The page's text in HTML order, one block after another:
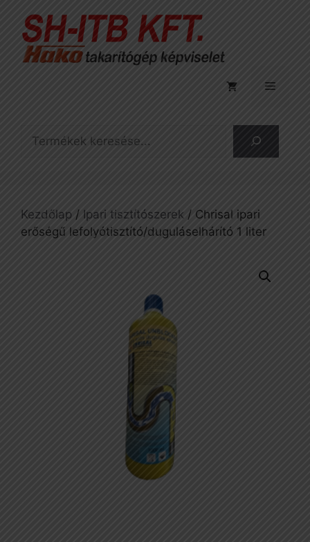
tartalomba
Menü
Kezdőlap / Ipari tisztítószerek / Chrisal ipari
erőségű lefolyótisztító/duguláselhárító 1 liter